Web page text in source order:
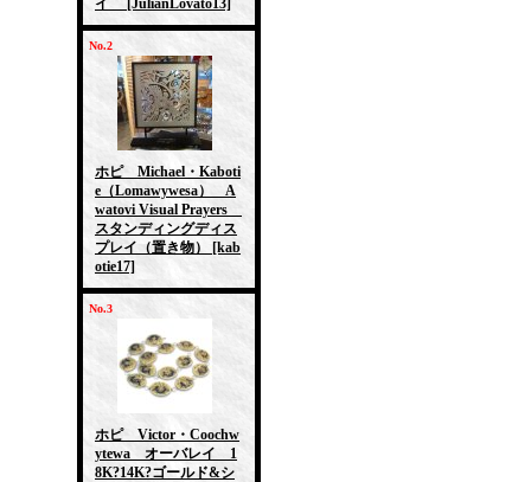
イ
[JulianLovato13]
No.2
ホピ Michael・Kaboti
e（Lomawywesa） A
watovi Visual Prayers
スタンディングディス
プレイ（置き物）
[kab
otie17]
No.3
ホピ Victor・Coochw
ytewa オーバレイ 1
8K?14K?ゴールド&シ